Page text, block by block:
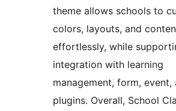
theme allows schools to
colors, layouts, and
effortlessly, while
integration with learning
management, form, event,
plugins. Overall, School